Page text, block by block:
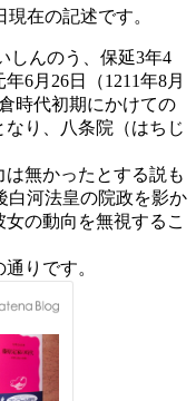
在の記述です。
しんのう、保延3年4
6月26日（1211年8月
時代初期にかけての
り、八条院（はちじ
は無かったとする説も
白河法皇の院政を影か
の動向を無視するこ
りです。